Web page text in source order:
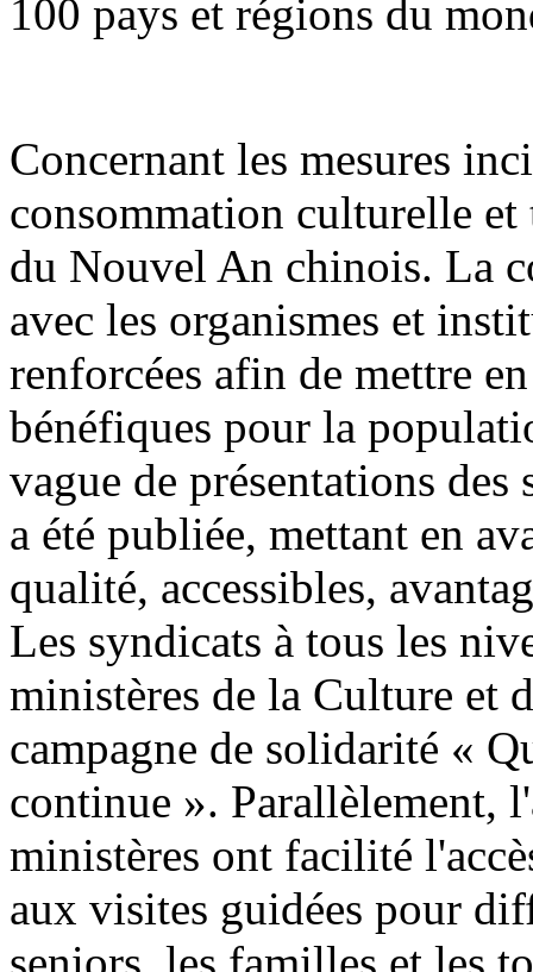
100 pays et régions du
Concernant les mesures
consommation culturelle
du Nouvel An chinois. La
avec les organismes et
renforcées afin de mettre
bénéfiques pour la
vague de présentations
a été publiée, mettant en
qualité, accessibles,
Les syndicats à tous les
ministères de la Culture et
campagne de solidarité «
continue ». Parallèlement,
ministères ont facilité
aux visites guidées pour
seniors, les familles et les